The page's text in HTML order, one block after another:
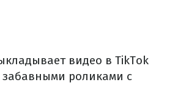
видео в TikTok
роликами с